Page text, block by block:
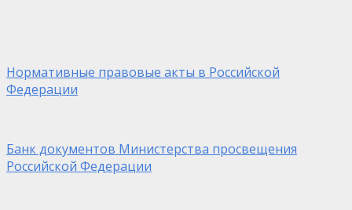
Нормативные правовые акты в Российской
Федерации
Банк документов Министерства просвещения
Российской Федерации